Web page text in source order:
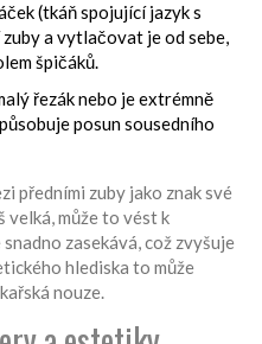
(tkáň spojující jazyk s
a vytlačovat je od sebe,
špičáků.
řezák nebo je extrémně
posun sousedního
předními zuby jako znak své
velká, může to vést k
zasekává, což zvyšuje
hlediska to může
nouze.